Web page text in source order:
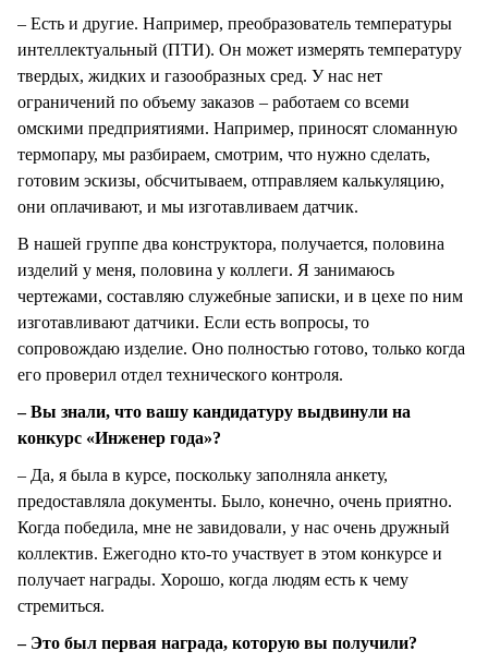
– Есть и другие. Например, преобразователь температуры
интеллектуальный (ПТИ). Он может измерять температуру
твердых, жидких и газообразных сред. У нас нет
ограничений по объему заказов – работаем со всеми
омскими предприятиями. Например, приносят сломанную
термопару, мы разбираем, смотрим, что нужно сделать,
готовим эскизы, обсчитываем, отправляем калькуляцию,
они оплачивают, и мы изготавливаем датчик.
В нашей группе два конструктора, получается, половина
изделий у меня, половина у коллеги. Я занимаюсь
чертежами, составляю служебные записки, и в цехе по ним
изготавливают датчики. Если есть вопросы, то
сопровождаю изделие. Оно полностью готово, только когда
его проверил отдел технического контроля.
– Вы знали, что вашу кандидатуру выдвинули на
конкурс «Инженер года»?
– Да, я была в курсе, поскольку заполняла анкету,
предоставляла документы. Было, конечно, очень приятно.
Когда победила, мне не завидовали, у нас очень дружный
коллектив. Ежегодно кто-то участвует в этом конкурсе и
получает награды. Хорошо, когда людям есть к чему
стремиться.
– Это был первая награда, которую вы получили?